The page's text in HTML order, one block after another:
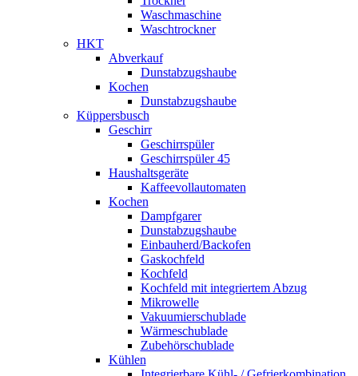
Waschmaschine
Waschtrockner
HKT
Abverkauf
Dunstabzugshaube
Kochen
Dunstabzugshaube
Küppersbusch
Geschirr
Geschirrspüler
Geschirrspüler 45
Haushaltsgeräte
Kaffeevollautomaten
Kochen
Dampfgarer
Dunstabzugshaube
Einbauherd/Backofen
Gaskochfeld
Kochfeld
Kochfeld mit integriertem Abzug
Mikrowelle
Vakuumierschublade
Wärmeschublade
Zubehörschublade
Kühlen